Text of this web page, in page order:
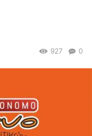
0
927